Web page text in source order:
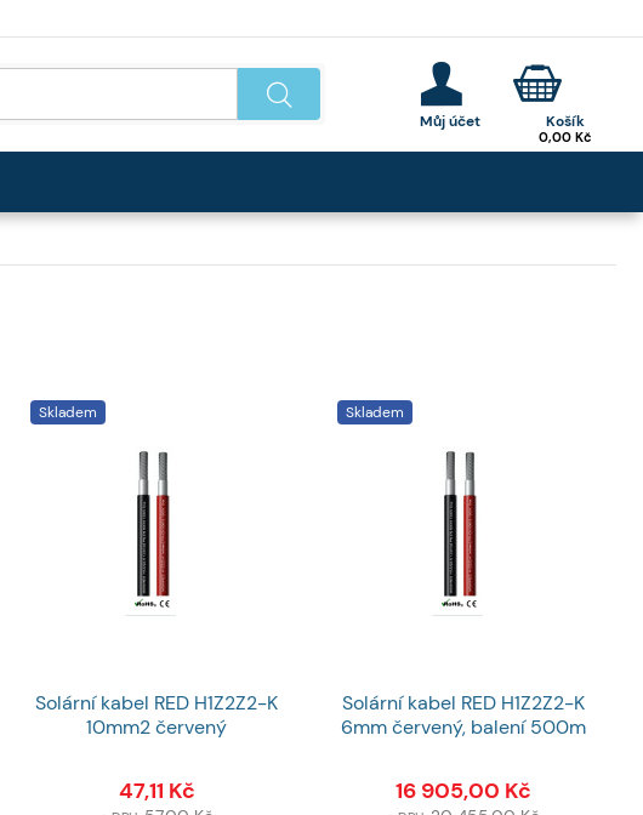
Skladem
Solární kabel RED H1Z2Z2-K
10mm2 červený
47,11 Kč
Skladem
Solární kabel RED H1Z2Z2-K
6mm červený, balení 500m
16 905,00 Kč
0,00 Kč